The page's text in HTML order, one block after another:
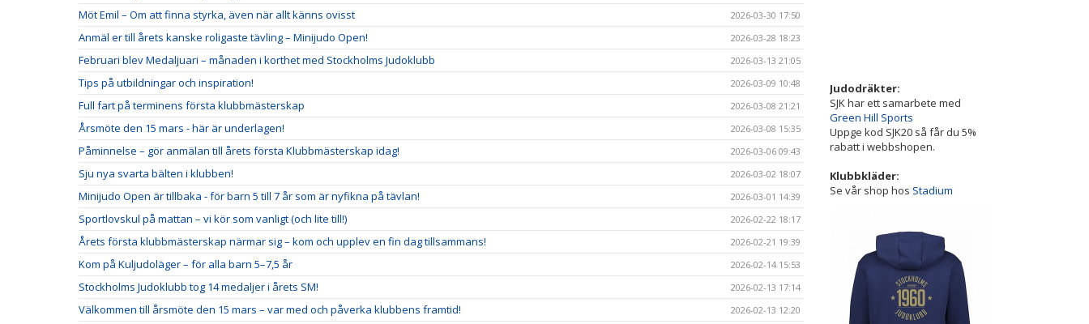
Möt Emil – Om att finna styrka, även när allt känns ovisst 2026-03-30 17:50
Anmäl er till årets kanske roligaste tävling – Minijudo Open! 2026-03-28 18:23
Februari blev Medaljuari – månaden i korthet med Stockholms Judoklubb 2026-03-13 21:05
Tips på utbildningar och inspiration! 2026-03-09 10:48
Full fart på terminens första klubbmästerskap 2026-03-08 21:21
Årsmöte den 15 mars - här är underlagen! 2026-03-08 15:35
Påminnelse – gör anmälan till årets första Klubbmästerskap idag! 2026-03-06 09:43
Sju nya svarta bälten i klubben! 2026-03-02 18:07
Minijudo Open är tillbaka - för barn 5 till 7 år som är nyfikna på tävlan! 2026-03-01 14:39
Sportlovskul på mattan – vi kör som vanligt (och lite till!) 2026-02-22 18:17
Årets första klubbmästerskap närmar sig – kom och upplev en fin dag tillsammans! 2026-02-21 19:39
Kom på Kuljudoläger – för alla barn 5–7,5 år 2026-02-14 15:53
Stockholms Judoklubb tog 14 medaljer i årets SM! 2026-02-13 17:14
Välkommen till årsmöte den 15 mars – var med och påverka klubbens framtid! 2026-02-13 12:20
Judodräkter:
SJK har ett samarbete med
Green Hill Sports
Uppge kod SJK20 så får du 5%
rabatt i webbshopen.
Klubbkläder:
Se vår shop hos Stadium